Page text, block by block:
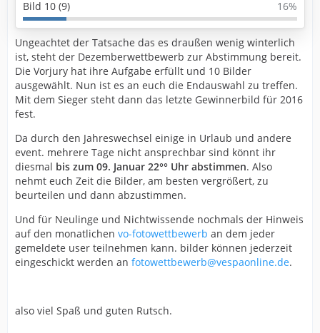
Bild 10 (9) 16%
Ungeachtet der Tatsache das es draußen wenig winterlich
ist, steht der Dezemberwettbewerb zur Abstimmung bereit.
Die Vorjury hat ihre Aufgabe erfüllt und 10 Bilder
ausgewählt. Nun ist es an euch die Endauswahl zu treffen.
Mit dem Sieger steht dann das letzte Gewinnerbild für 2016
fest.
Da durch den Jahreswechsel einige in Urlaub und andere
event. mehrere Tage nicht ansprechbar sind könnt ihr
diesmal bis zum 09. Januar 22°° Uhr abstimmen. Also
nehmt euch Zeit die Bilder, am besten vergrößert, zu
beurteilen und dann abzustimmen.
Und für Neulinge und Nichtwissende nochmals der Hinweis
auf den monatlichen vo-fotowettbewerb an dem jeder
gemeldete user teilnehmen kann. bilder können jederzeit
eingeschickt werden an fotowettbewerb@vespaonline.de.
also viel Spaß und guten Rutsch.